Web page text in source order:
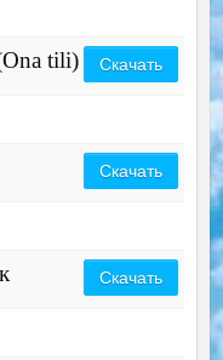
tili) Скачать
Скачать
Скачать